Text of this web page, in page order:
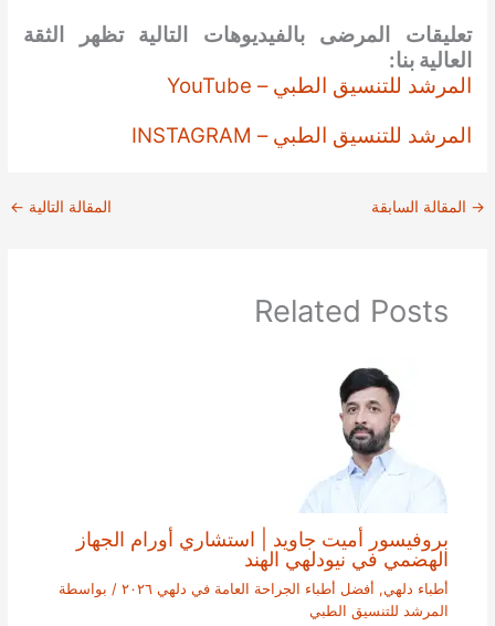
تعليقات المرضى بالفيديوهات التالية تظهر الثقة
العالية بنا:
المرشد للتنسيق الطبي – YouTube
المرشد للتنسيق الطبي – INSTAGRAM
→ المقالة السابقة المقالة التالية ←
Related Posts
بروفيسور أميت جاويد | استشاري أورام الجهاز
الهضمي في نيودلهي الهند
أطباء دلهي, أفضل أطباء الجراحة العامة في دلهي ٢٠٢٦
/ بواسطة
المرشد للتنسيق الطبي